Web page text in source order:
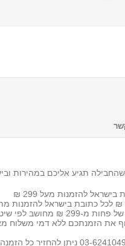
תגיע אליכם במהירות
להזמנות מעל 299 ₪
להזמנות
שבחרת ומשקל החבילה.
את הזמנתכם ללא דמי